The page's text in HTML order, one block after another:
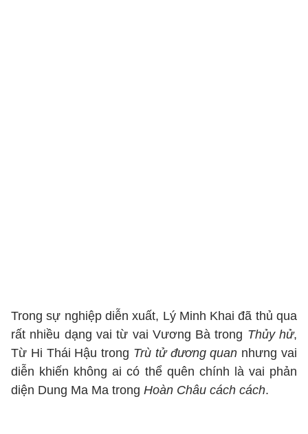
Trong sự nghiệp diễn xuất, Lý Minh Khai đã thủ qua
rất nhiều dạng vai từ vai Vương Bà trong Thủy hử,
Từ Hi Thái Hậu trong Trù tử đương quan nhưng vai
diễn khiến không ai có thể quên chính là vai phản
diện Dung Ma Ma trong Hoàn Châu cách cách.